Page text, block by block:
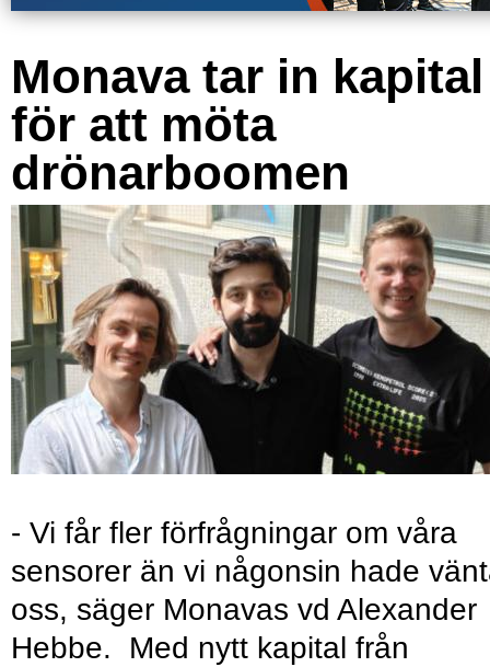
Monava tar in kapital
för att möta
drönarboomen
- Vi får fler förfrågningar om våra
sensorer än vi någonsin hade
oss, säger Monavas vd Alexander
Hebbe. Med nytt kapital från